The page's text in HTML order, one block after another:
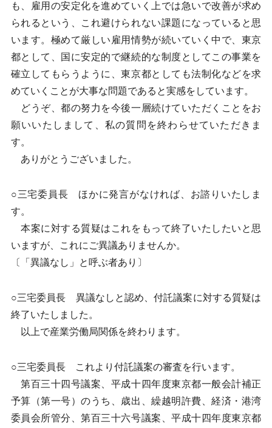
も、雇用の安定化を進めていく上では急いで改善が求め
られるという、これ避けられない課題になっていると思
います。極めて厳しい雇用情勢が続いていく中で、東京
都として、国に安定的で継続的な制度としてこの事業を
確立してもらうように、東京都としても法制化などを求
めていくことが大事な問題であると実感をしています。
どうぞ、都の努力を今後一層続けていただくことをお
願いいたしまして、私の質問を終わらせていただきま
す。
ありがとうございました。
○三宅委員長 ほかに発言がなければ、お諮りいたしま
す。
本案に対する質疑はこれをもって終了いたしたいと思
いますが、これにご異議ありませんか。
〔「異議なし」と呼ぶ者あり〕
○三宅委員長 異議なしと認め、付託議案に対する質疑は
終了いたしました。
以上で産業労働局関係を終わります。
○三宅委員長 これより付託議案の審査を行います。
第百三十四号議案、平成十四年度東京都一般会計補正
予算（第一号）のうち、歳出、繰越明許費、経済・港湾
委員会所管分、第百三十六号議案、平成十四年度東京都